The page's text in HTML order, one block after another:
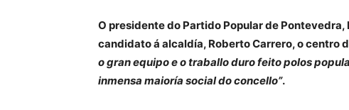
O presidente do Partido Popular de
candidato á alcaldía, Roberto Carrero, o centro
o gran equipo e o traballo duro feito polos
inmensa maioría social do concello”.